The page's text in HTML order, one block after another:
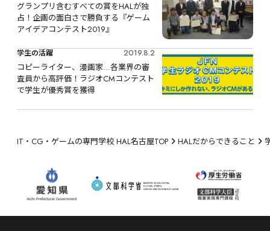
グランプリ含むすべての賞をHALが独
占！企画の面白さで勝負する『ゲーム
アイデアコンテスト2019』
学生の活躍
2019.8.2
コピーライター、漫画家…各業界の審
査員から高評価！ラジオCMコンテスト
で学生が優秀賞を獲得
IT・CG・ゲームの専門学校 HAL名古屋TOP HALだからできること